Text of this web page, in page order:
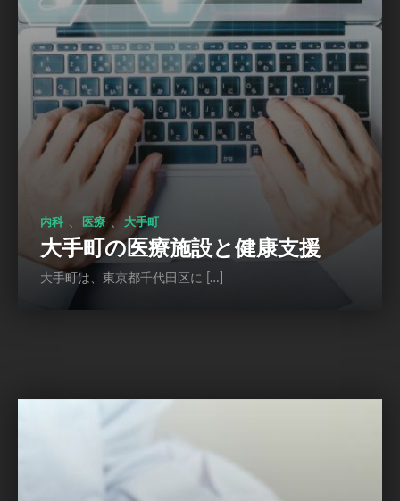
内科 医療 、 大手町
大手町の医療施設と健康支援
大手町は、東京都千代田区に […]